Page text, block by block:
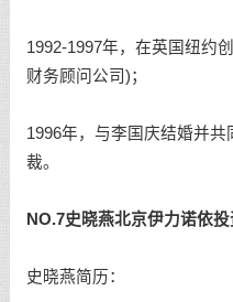
1992-1997年，在英国纽约
财务顾问公司)；
1996年，与李国庆结婚并
裁。
NO.7史晓燕北京伊力诺依
史晓燕简历：